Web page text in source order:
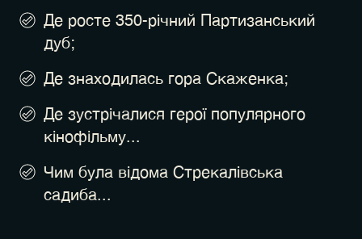
Де росте 350-річний Партизанський
дуб;
Де знаходилась гора Скаженка;
Де зустрічалися герої популярного
кінофільму...
Чим була відома Стрекалівська
садиба...